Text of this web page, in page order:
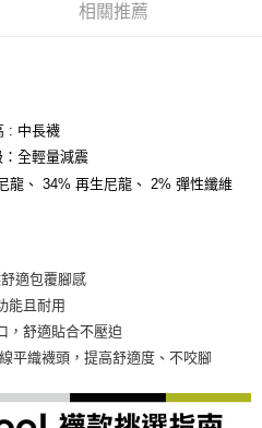
相關推薦
: 中長襪
全輕量減震
龍、 34% 再生尼龍、 2% 彈性纖維
適包覆腳感
能且耐用
，舒適貼合不壓迫
平織襪頭，提高舒適度、不咬腳